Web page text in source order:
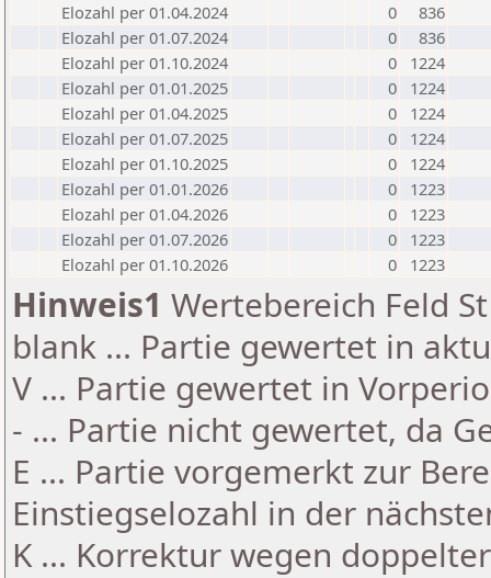
Elozahl per 01.04.2024
0
836
Elozahl per 01.07.2024
0
836
Elozahl per 01.10.2024
0
1224
Elozahl per 01.01.2025
0
1224
Elozahl per 01.04.2025
0
1224
Elozahl per 01.07.2025
0
1224
Elozahl per 01.10.2025
0
1224
Elozahl per 01.01.2026
0
1223
Elozahl per 01.04.2026
0
1223
Elozahl per 01.07.2026
0
1223
Elozahl per 01.10.2026
0 1223
Hinweis1 Wertebereich Feld
blank ... Partie gewertet in
V ... Partie gewertet in
- ... Partie nicht gewertet, da
E ... Partie vorgemerkt zur
Einstiegselozahl in der
K ... Korrektur wegen